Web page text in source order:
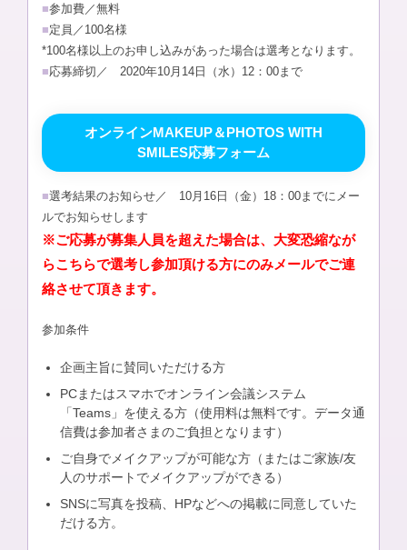
■参加費／無料
■定員／100名様
*100名様以上のお申し込みがあった場合は選考となります。
■応募締切／ 2020年10月14日（水）12：00まで
オンラインMAKEUP＆PHOTOS WITH
SMILES応募フォーム
■選考結果のお知らせ／ 10月16日（金）18：00までにメー
ルでお知らせします
※ご応募が募集人員を超えた場合は、大変恐縮なが
らこちらで選考し参加頂ける方にのみメールでご連
絡させて頂きます。
参加条件
企画主旨に賛同いただける方
PCまたはスマホでオンライン会議システム
「Teams」を使える方（使用料は無料です。データ通
信費は参加者さまのご負担となります）
ご自身でメイクアップが可能な方（またはご家族/友
人のサポートでメイクアップができる）
SNSに写真を投稿、HPなどへの掲載に同意していた
だける方。